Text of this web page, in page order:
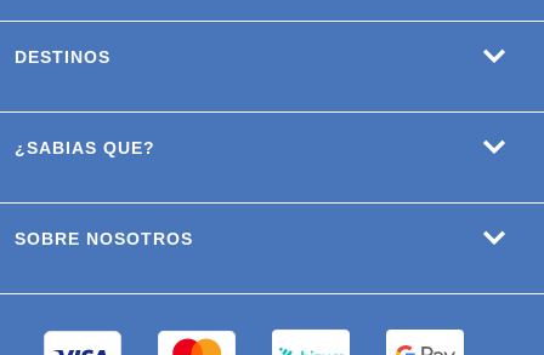
DESTINOS
¿SABIAS QUE?
SOBRE NOSOTROS